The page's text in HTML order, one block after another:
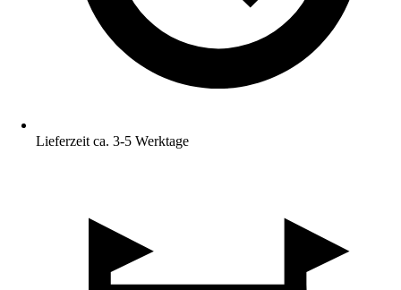
Lieferzeit ca. 3-5 Werktage